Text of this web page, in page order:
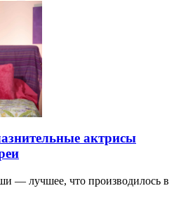
актрисы
— лучшее, что производилось в